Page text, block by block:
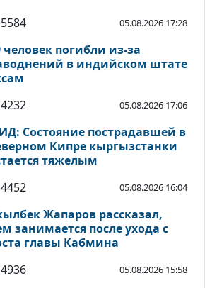
5584 05.08.2026 17:28
человек погибли из-за
в индийском штате
4232
05.08.2026 17:06
Состояние пострадавшей в
Кипре кыргызстанки
тяжелым
4452
05.08.2026 16:04
Жапаров рассказал,
занимается после ухода с
главы Кабмина
4936
05.08.2026 15:58